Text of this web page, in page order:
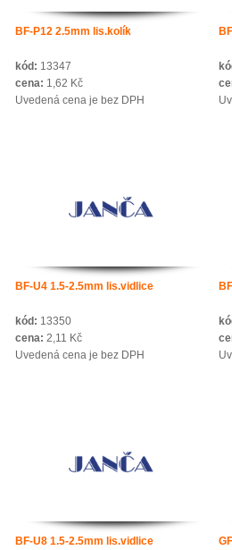
BF-P12 2.5mm lis.kolík
kód: 13347
cena: 1,62 Kč
Uvedená cena je bez DPH
BF-U4 1.5-2.5mm lis.vidlice
kód: 13350
cena: 2,11 Kč
Uvedená cena je bez DPH
BF-U8 1.5-2.5mm lis.vidlice